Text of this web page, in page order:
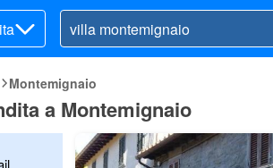
Montemignaio
a Montemignaio